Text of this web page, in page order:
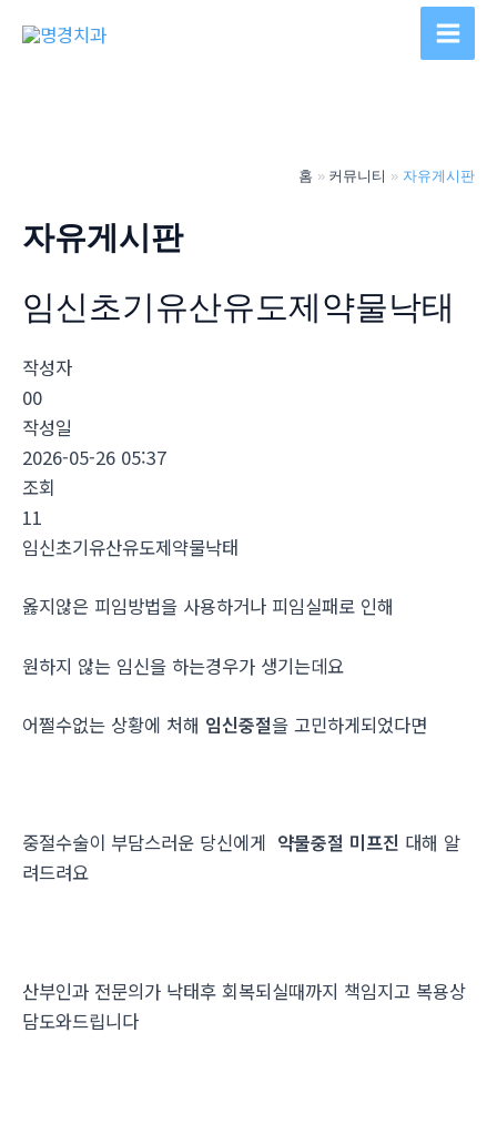
Main
홈 커뮤니티 자유게시판
자유게시판
임신초기유산유도제약물낙태
작성자
00
작성일
2026-05-26 05:37
조회
11
임신초기유산유도제약물낙태
옳지않은 피임방법을 사용하거나 피임실패로 인해
원하지 않는 임신을 하는경우가 생기는데요
어쩔수없는 상황에 처해 임신중절을 고민하게되었다면
중절수술이 부담스러운 당신에게 약물중절 미프진 대해 알
려드려요
산부인과 전문의가 낙태후 회복되실때까지 책임지고 복용상
담도와드립니다